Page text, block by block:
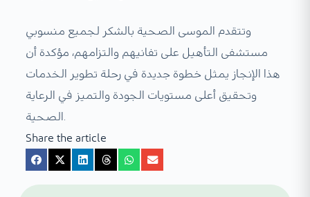
وتتقدم الموسى الصحية بالشكر لجميع منسوبي
مستشفى التأهيل على تفانيهم والتزامهم، مؤكدة أن
هذا الإنجاز يمثل خطوة جديدة في رحلة تطوير الخدمات
وتحقيق أعلى مستويات الجودة والتميز في الرعاية
الصحية.
Share the article